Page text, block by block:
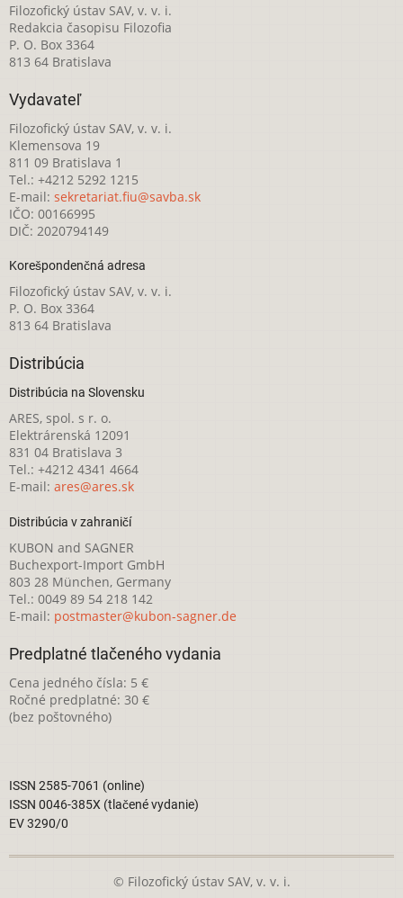
Filozofický ústav SAV, v. v. i.
Redakcia časopisu Filozofia
P. O. Box 3364
813 64 Bratislava
Vydavateľ
Filozofický ústav SAV, v. v. i.
Klemensova 19
811 09 Bratislava 1
Tel.: +4212 5292 1215
E-mail: sekretariat.fiu@savba.sk
IČO: 00166995
DIČ: 2020794149
Korešpondenčná adresa
Filozofický ústav SAV, v. v. i.
P. O. Box 3364
813 64 Bratislava
Distribúcia
Distribúcia na Slovensku
ARES, spol. s r. o.
Elektrárenská 12091
831 04 Bratislava 3
Tel.: +4212 4341 4664
E-mail: ares@ares.sk
Distribúcia v zahraničí
KUBON and SAGNER
Buchexport-Import GmbH
803 28 München, Germany
Tel.: 0049 89 54 218 142
E-mail: postmaster@kubon-sagner.de
Predplatné tlačeného vydania
Cena jedného čísla: 5 €
Ročné predplatné: 30 €
(bez poštovného)
ISSN 2585-7061 (online)
ISSN 0046-385X (tlačené vydanie)
EV 3290/0
© Filozofický ústav SAV, v. v. i.